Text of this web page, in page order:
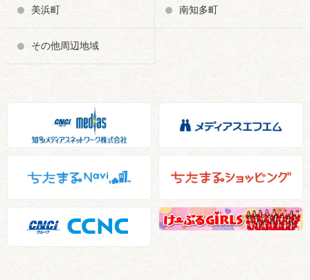
美浜町 南知多町
その他周辺地域